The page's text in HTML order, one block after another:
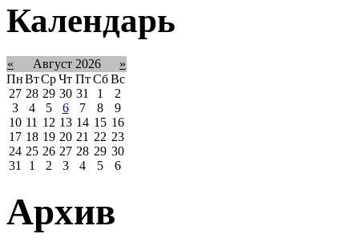
Календарь
« Август 2026
»
ПнВтСрЧт Пт Сб Вс
27 28 29 30 31 1
2
3
4 5 6 7 8
9
10 11 12 13 14 15 16
17 18 19 20 21 22 23
24 25 26 27 28 29 30
31
1 2 3 4 5 6
Архив